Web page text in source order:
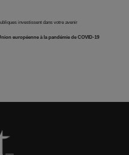
investissent dans votre avenir
européenne à la pandémie de COVID-19